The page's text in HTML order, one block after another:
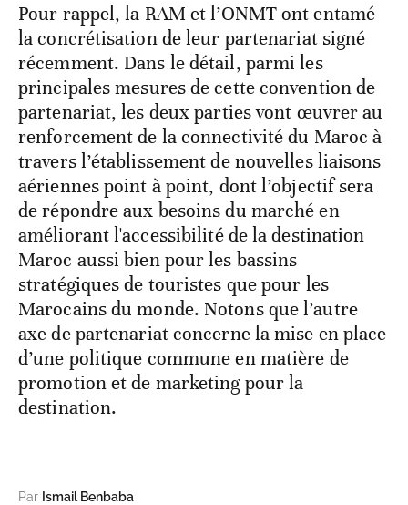
Pour rappel, la RAM et l’ONMT ont entamé
la concrétisation de leur partenariat signé
récemment. Dans le détail, parmi les
principales mesures de cette convention de
partenariat, les deux parties vont œuvrer au
renforcement de la connectivité du Maroc à
travers l’établissement de nouvelles liaisons
aériennes point à point, dont l’objectif sera
de répondre aux besoins du marché en
améliorant l'accessibilité de la destination
Maroc aussi bien pour les bassins
stratégiques de touristes que pour les
Marocains du monde. Notons que l’autre
axe de partenariat concerne la mise en place
d’une politique commune en matière de
promotion et de marketing pour la
destination.
Par Ismail Benbaba